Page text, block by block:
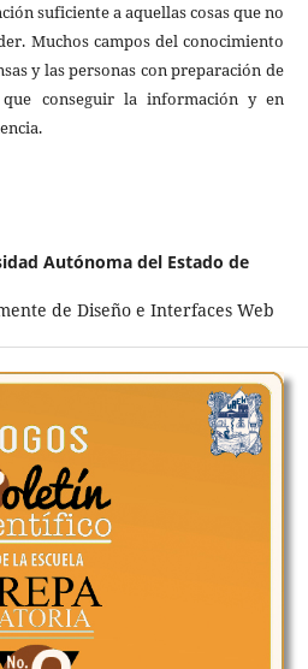
suficiente a aquellas cosas que no
Muchos campos del conocimiento
y las personas con preparación de
conseguir la información y en
Autónoma del Estado de
de Diseño e Interfaces Web